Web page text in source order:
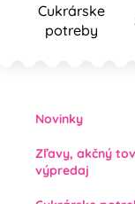
Cukrárske
potreby
Novinky
Zľavy, akčný
výpredaj